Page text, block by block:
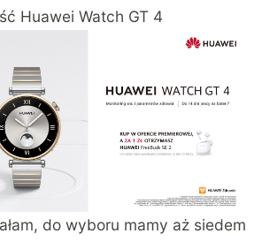
Huawei Watch GT 4
do wyboru mamy aż siedem